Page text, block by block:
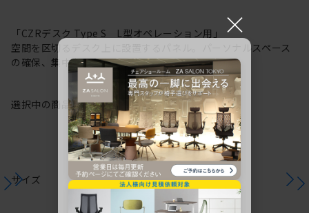
「CZRデスク Type S L型オペレーション用」
空間を区切るデスク上に設置するパネル。パーソナルスペース
の確保、集中力の向上に。
選択中の商品情報注意事項
サイズ
×